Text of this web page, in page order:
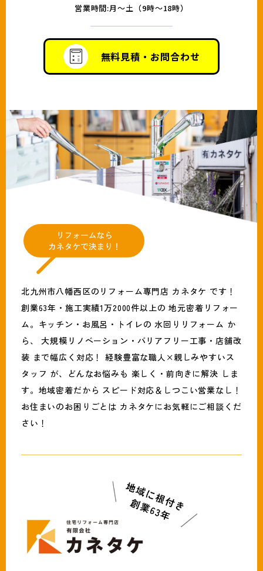
営業時間:月〜土（9時〜18時）
無料見積・お問合わせ
北九州市八幡西区のリフォーム専門店 カネタケ です！
創業63年・施工実績1万2000件以上の 地元密着リフォー
ム。キッチン・お風呂・トイレの 水回りリフォーム か
ら、 大規模リノベーション・バリアフリー工事・店舗改
装 まで幅広く対応！ 経験豊富な職人×親しみやすいス
タッフ が、どんなお悩みも 楽しく・前向きに解決 しま
す。地域密着だから スピード対応＆しつこい営業なし！
お住まいのお困りごとは カネタケにお気軽にご相談くだ
さい！